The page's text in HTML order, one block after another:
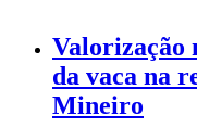
Valorização
da vaca na
Mineiro